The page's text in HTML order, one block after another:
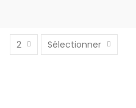
2 Sélectionner